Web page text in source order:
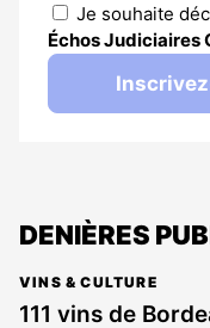
Je souhaite
Échos Judiciaires
DENIÈRES
VINS & CULTURE
111 vins de